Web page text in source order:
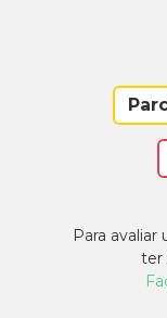
Para
ter